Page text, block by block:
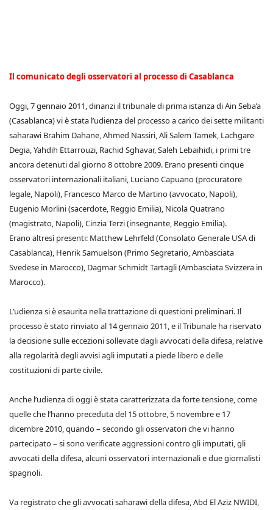
Il comunicato degli osservatori al processo di Casablanca
Oggi, 7 gennaio 2011, dinanzi il tribunale di prima istanza di Ain Seba’a
(Casablanca) vi è stata l’udienza del processo a carico dei sette militanti
saharawi Brahim Dahane, Ahmed Nassiri, Ali Salem Tamek, Lachgare
Degia, Yahdih Ettarrouzi, Rachid Sghavar, Saleh Lebaihidi, i primi tre
ancora detenuti dal giorno 8 ottobre 2009. Erano presenti cinque
osservatori internazionali italiani, Luciano Capuano (procuratore
legale, Napoli), Francesco Marco de Martino (avvocato, Napoli),
Eugenio Morlini (sacerdote, Reggio Emilia), Nicola Quatrano
(magistrato, Napoli), Cinzia Terzi (insegnante, Reggio Emilia).
Erano altresì presenti: Matthew Lehrfeld (Consolato Generale USA di
Casablanca), Henrik Samuelson (Primo Segretario, Ambasciata
Svedese in Marocco), Dagmar Schmidt Tartagli (Ambasciata Svizzera in
Marocco).
L’udienza si è esaurita nella trattazione di questioni preliminari. Il
processo è stato rinviato al 14 gennaio 2011, e il Tribunale ha riservato
la decisione sulle eccezioni sollevate dagli avvocati della difesa, relative
alla regolarità degli avvisi agli imputati a piede libero e delle
costituzioni di parte civile.
Anche l’udienza di oggi è stata caratterizzata da forte tensione, come
quelle che l’hanno preceduta del 15 ottobre, 5 novembre e 17
dicembre 2010, quando – secondo gli osservatori che vi hanno
partecipato – si sono verificate aggressioni contro gli imputati, gli
avvocati della difesa, alcuni osservatori internazionali e due giornalisti
spagnoli.
Va registrato che gli avvocati saharawi della difesa, Abd El Aziz NWIDI,